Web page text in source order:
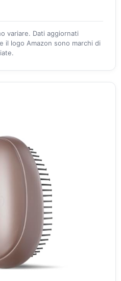
variare. Dati aggiornati
il logo Amazon sono marchi di